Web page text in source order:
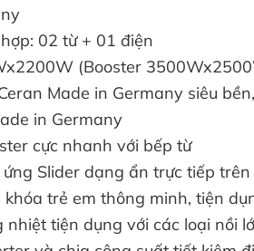
02 từ + 01 điện
(Booster
Made in Germany siêu
in Germany
cực nhanh với bếp từ
Slider dạng ẩn trực tiếp
khóa trẻ em thông minh, tiện
nhiệt tiện dụng với các loại nồi